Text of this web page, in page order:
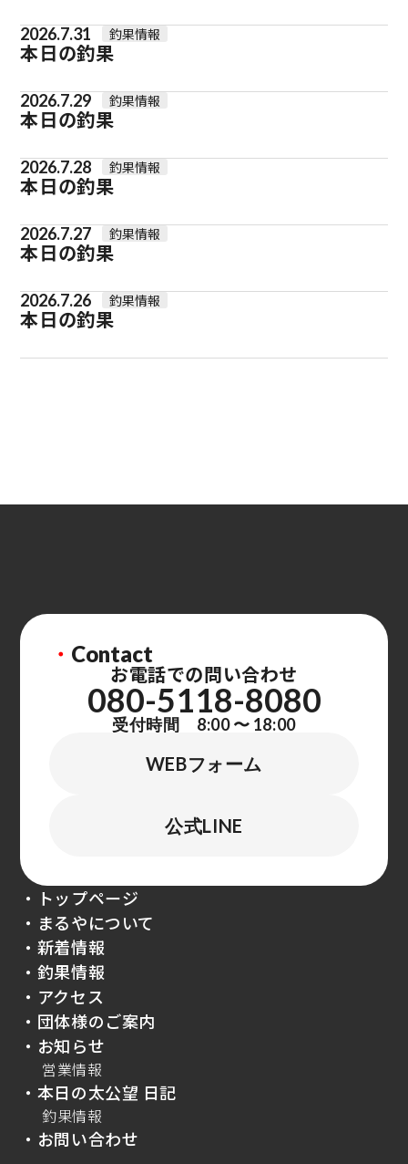
2026.7.31 釣果情報
本日の釣果
2026.7.29 釣果情報
本日の釣果
2026.7.28 釣果情報
本日の釣果
2026.7.27 釣果情報
本日の釣果
2026.7.26 釣果情報
本日の釣果
・ Contact
お電話での問い合わせ
080-5118-8080
受付時間 8:00 〜 18:00
WEBフォーム
公式LINE
・トップページ
・まるやについて
・新着情報
・釣果情報
・アクセス
・団体様のご案内
・お知らせ
営業情報
・本日の太公望 日記
釣果情報
・お問い合わせ